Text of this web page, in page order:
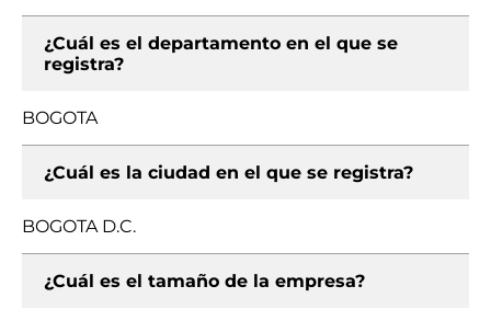
¿Cuál es el departamento en el que se
registra?
BOGOTA
¿Cuál es la ciudad en el que se registra?
BOGOTA D.C.
¿Cuál es el tamaño de la empresa?